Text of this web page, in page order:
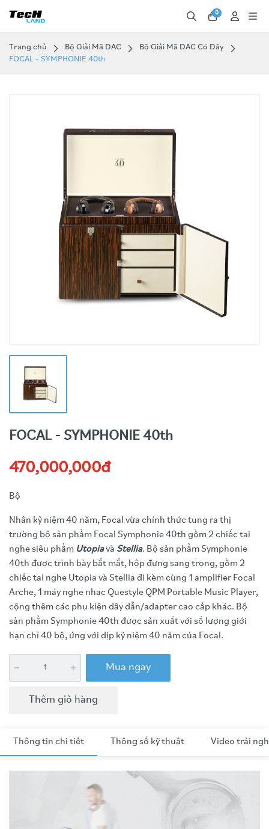
0
Trang chủ Bộ Giải Mã DAC
Bộ Giải Mã DAC Có Dây
FOCAL - SYMPHONIE 40th
FOCAL - SYMPHONIE 40th
470,000,000đ
Bộ
Nhân kỷ niệm 40 năm, Focal vừa chính thức tung ra thị
trường bộ sản phẩm Focal Symphonie 40th gồm 2 chiếc tai
nghe siêu phẩm Utopiavà Stellia. Bộ sản phẩm Symphonie
40th được trình bày bắt mắt, hộp đựng sang trọng, gồm 2
chiếc tai nghe Utopia và Stellia đi kèm cùng 1 amplifier Focal
Arche, 1 máy nghe nhạc Questyle QPM Portable Music Player,
cộng thêm các phụ kiện dây dẫn/adapter cao cấp khác. Bộ
sản phẩm Symphonie 40th được sản xuất với số lượng giới
hạn chỉ 40 bộ, ứng với dịp kỷ niệm 40 năm của Focal.
Mua ngay
Thêm giỏ hàng
Thông tin chi tiết Thông số kỹ thuật Video trải